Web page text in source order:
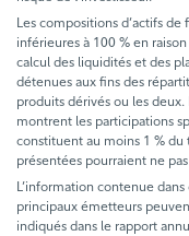
Les compositions d’actifs
inférieures à 100 % en
calcul des liquidités et des
détenues aux fins des
produits dérivés ou les
montrent les participations
constituent au moins 1 % du
présentées pourraient ne
L’information contenue
principaux émetteurs
indiqués dans le rapport